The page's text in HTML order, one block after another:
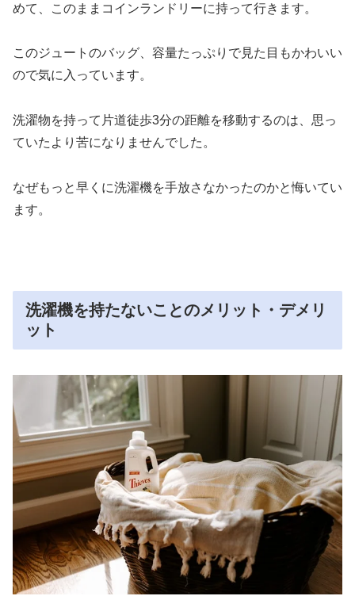
めて、このままコインランドリーに持って行きます。
このジュートのバッグ、容量たっぷりで見た目もかわいい
ので気に入っています。
洗濯物を持って片道徒歩3分の距離を移動するのは、思っ
ていたより苦になりませんでした。
なぜもっと早くに洗濯機を手放さなかったのかと悔いてい
ます。
洗濯機を持たないことのメリット・デメリ
ット